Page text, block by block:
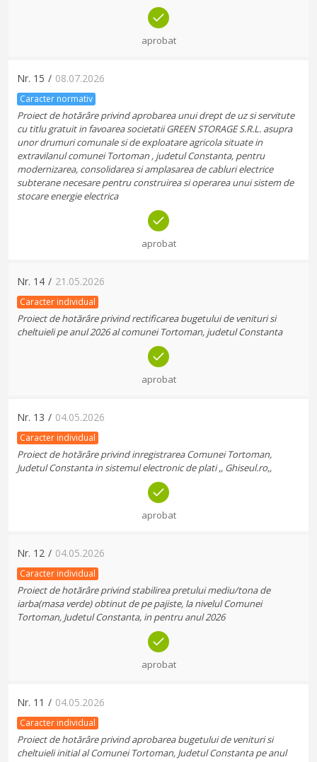
aprobat
Nr. 15 / 08.07.2026
Caracter normativ
Proiect de hotărâre privind aprobarea unui drept de uz si servitute
cu titlu gratuit in favoarea societatii GREEN STORAGE S.R.L. asupra
unor drumuri comunale si de exploatare agricola situate in
extravilanul comunei Tortoman , judetul Constanta, pentru
modernizarea, consolidarea si amplasarea de cabluri electrice
subterane necesare pentru construirea si operarea unui sistem de
stocare energie electrica
aprobat
Nr. 14 / 21.05.2026
Caracter individual
Proiect de hotărâre privind rectificarea bugetului de venituri si
cheltuieli pe anul 2026 al comunei Tortoman, judetul Constanta
aprobat
Nr. 13 / 04.05.2026
Caracter individual
Proiect de hotărâre privind inregistrarea Comunei Tortoman,
Judetul Constanta in sistemul electronic de plati ,, Ghiseul.ro,,
aprobat
Nr. 12 / 04.05.2026
Caracter individual
Proiect de hotărâre privind stabilirea pretului mediu/tona de
iarba(masa verde) obtinut de pe pajiste, la nivelul Comunei
Tortoman, Judetul Constanta, in pentru anul 2026
aprobat
Nr. 11 / 04.05.2026
Caracter individual
Proiect de hotărâre privind aprobarea bugetului de venituri si
cheltuieli initial al Comunei Tortoman, Judetul Constanta pe anul